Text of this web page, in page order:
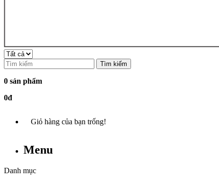
Tìm kiếm
0 sản phẩm
0đ
Giỏ hàng của bạn trống!
Menu
Danh mục